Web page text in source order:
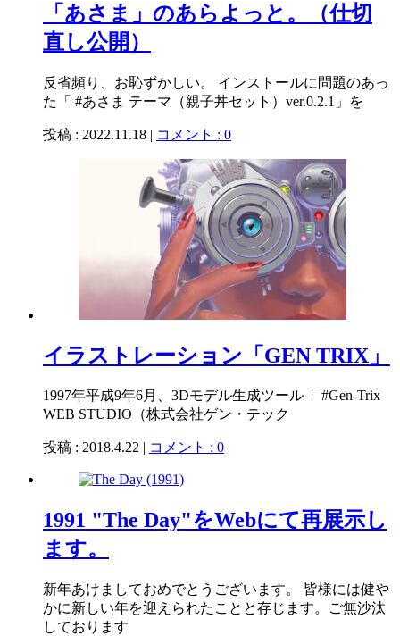
「あさま」のあらよっと。（仕切
直し公開）
反省頻り、お恥ずかしい。 インストールに問題のあっ
た「 #あさま テーマ（親子丼セット）ver.0.2.1」を
投稿 : 2022.11.18 | コメント : 0
イラストレーション「GEN TRIX」
1997年平成9年6月、3Dモデル生成ツール「 #Gen-Trix
WEB STUDIO（株式会社ゲン・テック
投稿 : 2018.4.22 | コメント : 0
1991 "The Day"をWebにて再展示し
ます。
新年あけましておめでとうございます。 皆様には健や
かに新しい年を迎えられたことと存じます。ご無沙汰
しております